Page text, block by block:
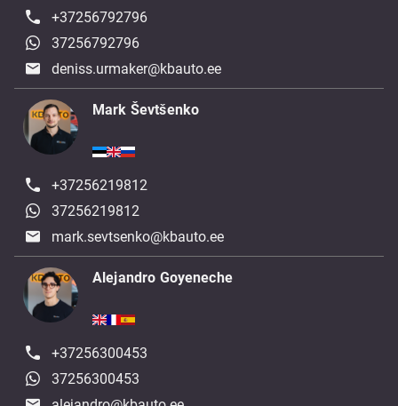
+37256792796
37256792796
deniss.urmaker@kbauto.ee
Mark Ševtšenko
+37256219812
37256219812
mark.sevtsenko@kbauto.ee
Alejandro Goyeneche
+37256300453
37256300453